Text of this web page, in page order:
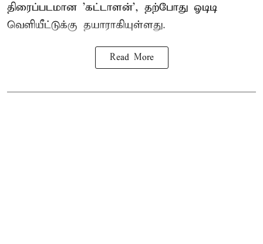
திரைப்படமான 'கட்டாளன்', தற்போது ஓடிடி
வெளியீட்டுக்கு தயாராகியுள்ளது.
Read More